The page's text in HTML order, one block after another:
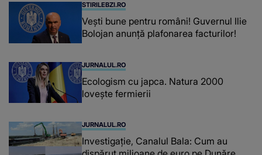
STIRILEBZI.RO
Vești bune pentru români! Guvernul Ilie
Bolojan anunță plafonarea facturilor!
JURNALUL.RO
Ecologism cu japca. Natura 2000
lovește fermierii
JURNALUL.RO
Investigație, Canalul Bala: Cum au